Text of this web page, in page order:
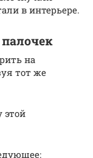
в интерьере.
на
тот же
этой